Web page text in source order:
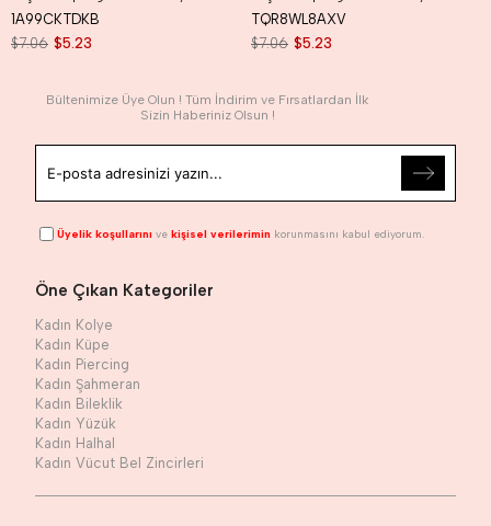
1A99CKTDKB
$5.23
$7.06
TQR8WL8AXV
$5.23
$7.06
Bültenimize Üye Olun ! Tüm İndirim ve Fırsatlardan İlk
Sizin Haberiniz Olsun !
Üyelik koşullarını vekişisel verilerimin korunmasını kabul ediyorum.
Öne Çıkan Kategoriler
Kadın Kolye
Kadın Küpe
Kadın Piercing
Kadın Şahmeran
Kadın Bileklik
Kadın Yüzük
Kadın Halhal
Kadın Vücut Bel Zincirleri